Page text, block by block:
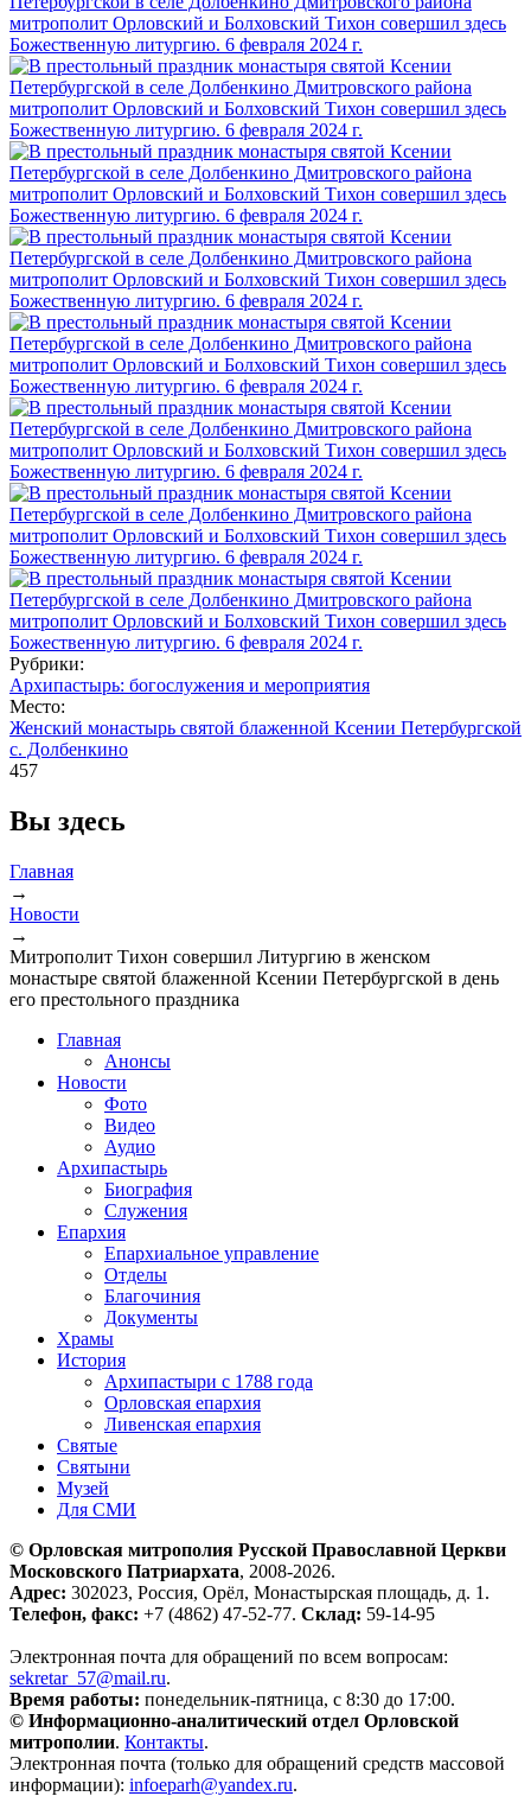
Рубрики:
Архипастырь: богослужения и мероприятия
Место:
Женский монастырь святой блаженной Ксении Петербургской
с. Долбенкино
457
Вы здесь
Главная
→
Новости
→
Митрополит Тихон совершил Литургию в женском
монастыре святой блаженной Ксении Петербургской в день
его престольного праздника
Главная
Анонсы
Новости
Фото
Видео
Аудио
Архипастырь
Биография
Служения
Епархия
Епархиальное управление
Отделы
Благочиния
Документы
Храмы
История
Архипастыри с 1788 года
Орловская епархия
Ливенская епархия
Святые
Святыни
Музей
Для СМИ
© Орловская митрополия Русской Православной Церкви
Московского Патриархата, 2008-2026.
Адрес: 302023, Россия, Орёл, Монастырская площадь, д. 1.
Телефон, факс: +7 (4862) 47-52-77. Склад: 59-14-95
Электронная почта для обращений по всем вопросам:
sekretar_57@mail.ru.
Время работы: понедельник-пятница, с 8:30 до 17:00.
© Информационно-аналитический отдел Орловской
митрополии. Контакты.
Электронная почта (только для обращений средств массовой
информации): infoeparh@yandex.ru.